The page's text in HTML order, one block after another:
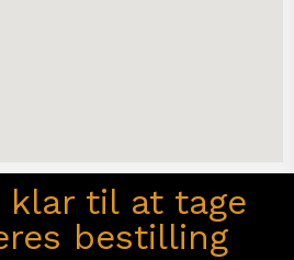
klar til at tage
bestilling